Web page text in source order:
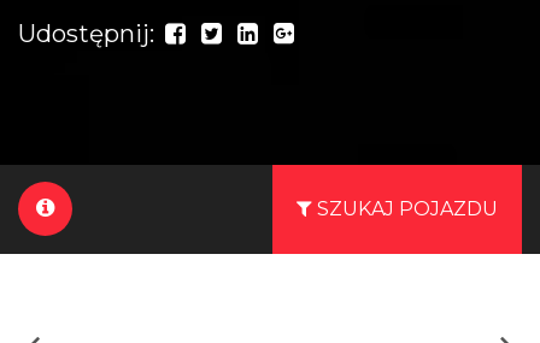
Udostępnij:
SZUKAJ POJAZDU